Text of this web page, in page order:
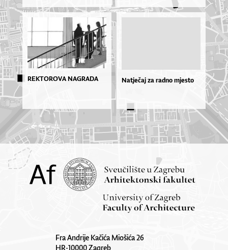
REKTOROVA NAGRADA Natječaj za radno mjesto
Fra Andrije Kačića Miošića 26
HR-10000 Zagreb